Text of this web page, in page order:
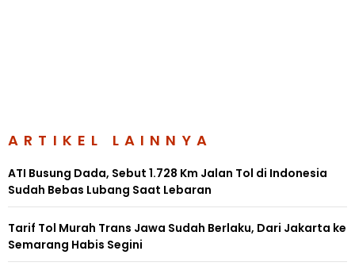
ARTIKEL LAINNYA
ATI Busung Dada, Sebut 1.728 Km Jalan Tol di Indonesia
Sudah Bebas Lubang Saat Lebaran
Tarif Tol Murah Trans Jawa Sudah Berlaku, Dari Jakarta ke
Semarang Habis Segini